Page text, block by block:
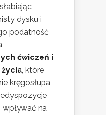
dysku i
podatność
ćwiczeń i
, które
kręgosłupa,
na